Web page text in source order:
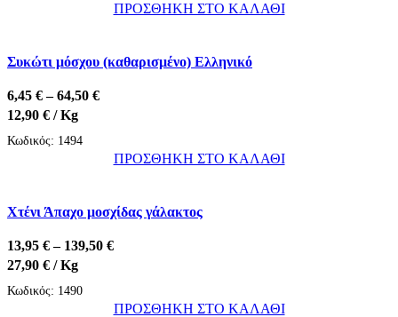
through
ΠΡΟΣΘΗΚΗ ΣΤΟ ΚΑΛΑΘΙ
προϊόν
πολλαπλές
παραλλαγές.
Οι
να
επιλεγούν
στη
σελίδα
προϊόντος
Συκώτι μόσχου (καθαρισμένο) Ελληνικό
6,45 € – 64,50 €Price
through
12,90 € / Kg
Κωδικός: 1494
ΠΡΟΣΘΗΚΗ ΣΤΟ ΚΑΛΑΘΙ
προϊόν
πολλαπλές
παραλλαγές.
Οι
Χτένι Άπαχο μοσχίδας γάλακτος
13,95 € – 139,50 €Price
through
27,90 € / Kg
Κωδικός: 1490
ΠΡΟΣΘΗΚΗ ΣΤΟ ΚΑΛΑΘΙ